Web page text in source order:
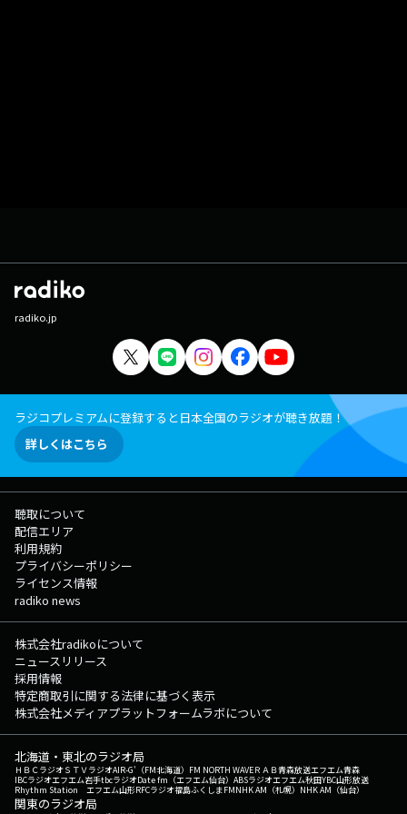
radiko.jp
ラジコプレミアムに登録すると日本全国のラジオが聴き放題！
詳しくはこちら
聴取について
配信エリア
利用規約
プライバシーポリシー
ライセンス情報
radiko news
株式会社radikoについて
ニュースリリース
採用情報
特定商取引に関する法律に基づく表示
株式会社メディアプラットフォームラボについて
北海道・東北のラジオ局
ＨＢＣラジオＳＴＶラジオAIR-G'（FM北海道） FM NORTH WAVEＲＡＢ青森放送エフエム青森
IBCラジオエフエム岩手tbcラジオDate fm（エフエム仙台） ABSラジオエフエム秋田YBC山形放送
Rhythm Station エフエム山形RFCラジオ福島ふくしまFMNHK AM（札幌） NHK AM（仙台）
関東のラジオ局